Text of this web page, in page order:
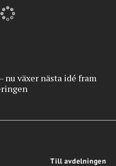
nu växer nästa idé fram
Till avdelningen